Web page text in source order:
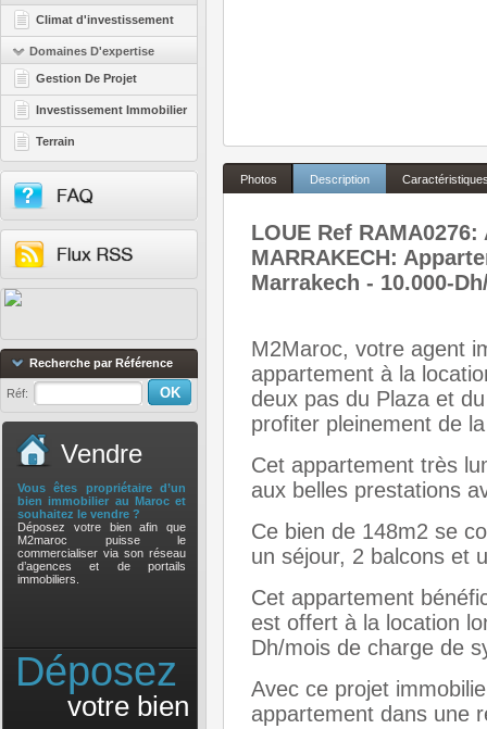
Climat d'investissement
Domaines D'expertise
Gestion De Projet
Investissement Immobilier
Terrain
Recherche par Référence
Réf:
Vendre
Vous êtes propriétaire d’un
bien immobilier au Maroc et
souhaitez le vendre ?
Déposez votre bien afin que
M2maroc puisse le
commercialiser via son réseau
d’agences et de portails
immobiliers.
Déposez
votre bien
Photos Description
LOUE Ref RAMA0276:
MARRAKECH:
Marrakech - 10.000-
M2Maroc, votre agent
appartement à la
deux pas du Plaza et
profiter pleinement de
Cet appartement très
aux belles prestations
Ce bien de 148m2 se
un séjour, 2 balcons et
Cet appartement
est offert à la location
Dh/mois de charge de
Avec ce projet
appartement dans une